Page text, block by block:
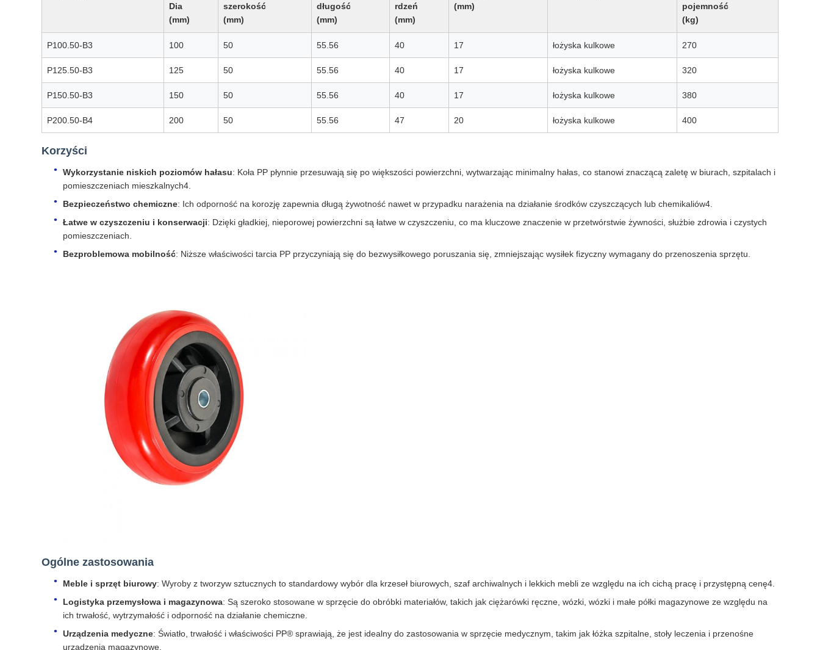
Dia
(mm)
szerokość
(mm)
długość
(mm)
rdzeń
(mm)
(mm)
pojemność
(kg)
P100.50-B3 100 50 55.56 40 17 łożyska kulkowe 270
P125.50-B3 125 50 55.56 40 17 łożyska kulkowe 320
P150.50-B3 150 50 55.56 40 17 łożyska kulkowe 380
P200.50-B4 200 50 55.56 47 20 łożyska kulkowe 400
Korzyści
Wykorzystanie niskich poziomów hałasu: Koła PP płynnie przesuwają się po większości powierzchni, wytwarzając minimalny hałas, co stanowi znaczącą zaletę w biurach, szpitalach i
pomieszczeniach mieszkalnych4.
Bezpieczeństwo chemiczne: Ich odporność na korozję zapewnia długą żywotność nawet w przypadku narażenia na działanie środków czyszczących lub chemikaliów4.
Łatwe w czyszczeniu i konserwacji: Dzięki gładkiej, nieporowej powierzchni są łatwe w czyszczeniu, co ma kluczowe znaczenie w przetwórstwie żywności, służbie zdrowia i czystych
pomieszczeniach.
Bezproblemowa mobilność: Niższe właściwości tarcia PP przyczyniają się do bezwysiłkowego poruszania się, zmniejszając wysiłek fizyczny wymagany do przenoszenia sprzętu.
Ogólne zastosowania
Meble i sprzęt biurowy: Wyroby z tworzyw sztucznych to standardowy wybór dla krzeseł biurowych, szaf archiwalnych i lekkich mebli ze względu na ich cichą pracę i przystępną cenę4.
Logistyka przemysłowa i magazynowa: Są szeroko stosowane w sprzęcie do obróbki materiałów, takich jak ciężarówki ręczne, wózki, wózki i małe półki magazynowe ze względu na
ich trwałość, wytrzymałość i odporność na działanie chemiczne.
Urządzenia medyczne: Światło, trwałość i właściwości PP® sprawiają, że jest idealny do zastosowania w sprzęcie medycznym, takim jak łóżka szpitalne, stoły leczenia i przenośne
urządzenia magazynowe.